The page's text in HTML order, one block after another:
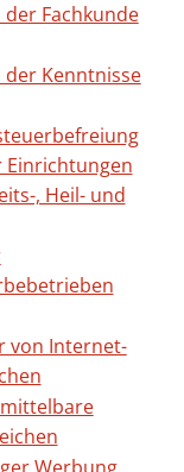
Fachkunde
der Kenntnisse
, Heil- und
von Internet-